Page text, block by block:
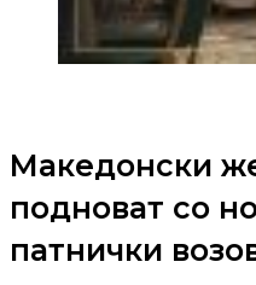
Македонски
подноват со
патнички